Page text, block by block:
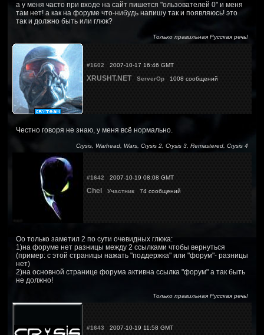
а у меня часто при входе на сайт пишется "ользователей 0" и меня
там нет! а как на форуме что-нибудь напишу так и появляюсь! это
так и должно быть или глюк?
Только правильная Русская речь!
#1602 2007-10-17 16:46 GMT
XRUSHT.NET ServerOp 1008 сообщений
Честно говоря не знаю, у меня всё нормально.
Crysis, Warhead, Wars, Crysis 2, Crysis 3, Remastered, Crysis 4
#1642 2007-10-19 08:08 GMT
Chel Участник 74 сообщений
Оо только заметил 2 по сути очевидных глюка:
1)на форуме нет разницы между 2 ссылками чтобы вернуться
(пример: с этой страницы нажать "поддержка" или "форум"- разницы
нет)
2)на основной странице форума активна ссылка "форум" а так быть
не должно!
Только правильная Русская речь!
#1643 2007-10-19 11:58 GMT